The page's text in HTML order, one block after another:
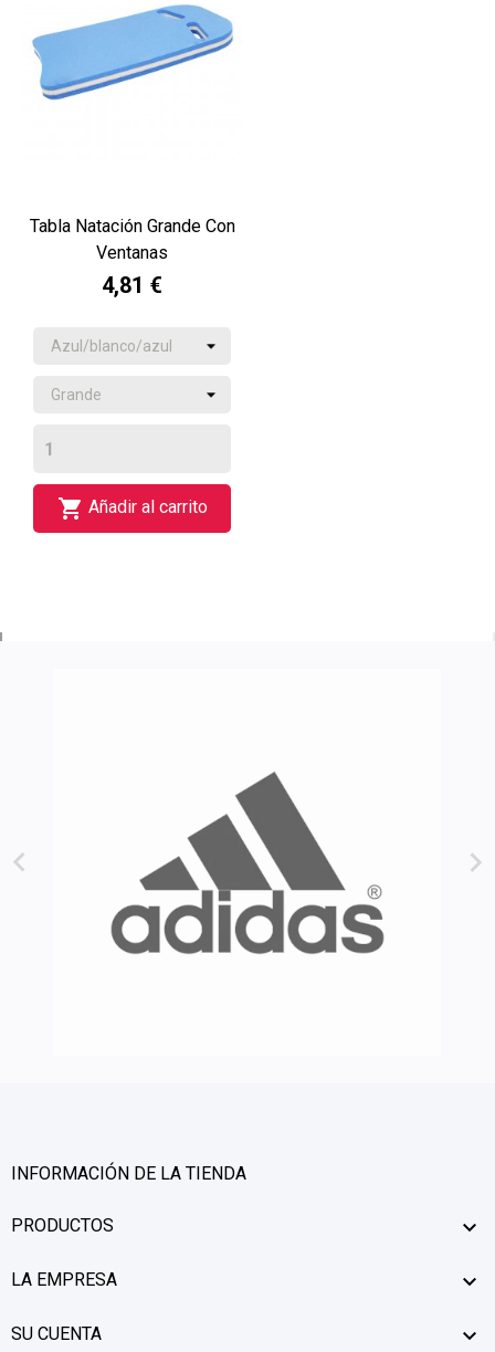
Tabla Natación Grande Con
Ventanas
4,81 €
 Añadir al carrito
 
INFORMACIÓN DE LA TIENDA
PRODUCTOS 
LA EMPRESA 
SU CUENTA 